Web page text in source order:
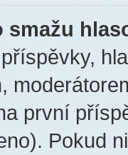
smažu
první
Pokud